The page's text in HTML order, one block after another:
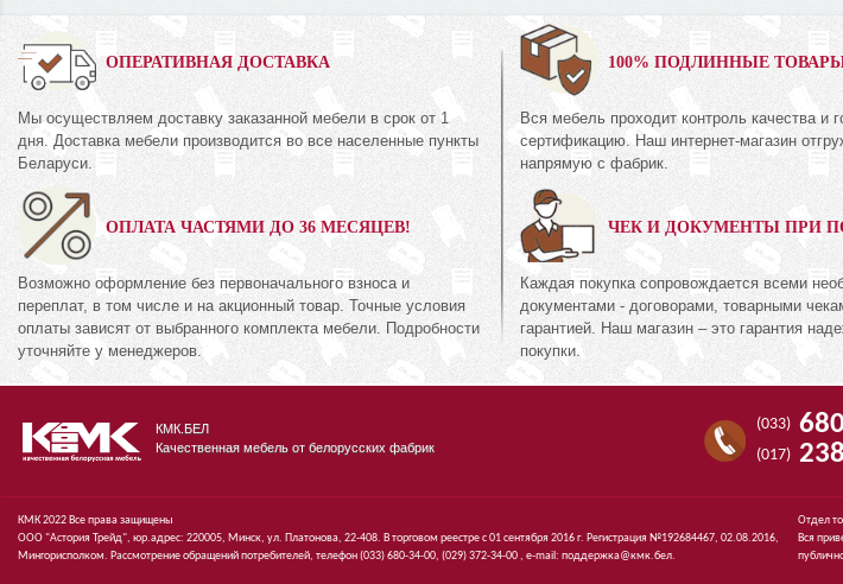
ОПЕРАТИВНАЯ ДОСТАВКА
Мы осуществляем доставку заказанной мебели в срок от 1
дня. Доставка мебели производится во все населенные пункты
Беларуси.
ОПЛАТА ЧАСТЯМИ ДО 36 МЕСЯЦЕВ!
Возможно оформление без первоначального взноса и
переплат, в том числе и на акционный товар. Точные условия
оплаты зависят от выбранного комплекта мебели. Подробности
уточняйте у менеджеров.
100% ПОДЛИННЫЕ
Вся мебель проходит контроль качества и
сертификацию. Наш интернет-магазин
напрямую с фабрик.
ЧЕК И ДОКУМЕНТЫ ПРИ
Каждая покупка сопровождается всеми
документами - договорами, товарными
гарантией. Наш магазин – это гарантия
покупки.
02
«Эстель Дуб
руб. 474
Зеркало
КМК 211-01
Коллекция «Монако Дуб
116
КМК.БЕЛ
Качественная мебель от белорусских фабрик
(033)
(017)
КМК 2022 Все права защищены
ООО "Астория Трейд", юр.адрес: 220005, Минск, ул. Платонова, 22-408. В торговом реестре с 01 сентября 2016 г. Регистрация №192684467, 02.08.2016,
Мингорисполком. Рассмотрение обращений потребителей, телефон(033)680-34-00, (029)372-34-00 , e-mail: поддержка@кмк.бел.
Отдел
Вся